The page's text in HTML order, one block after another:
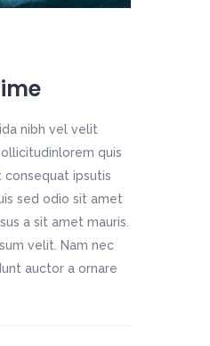
nibh vel velit
quis
consequat ipsutis
sed odio sit amet
a sit amet mauris.
velit. Nam nec
auctor a ornare